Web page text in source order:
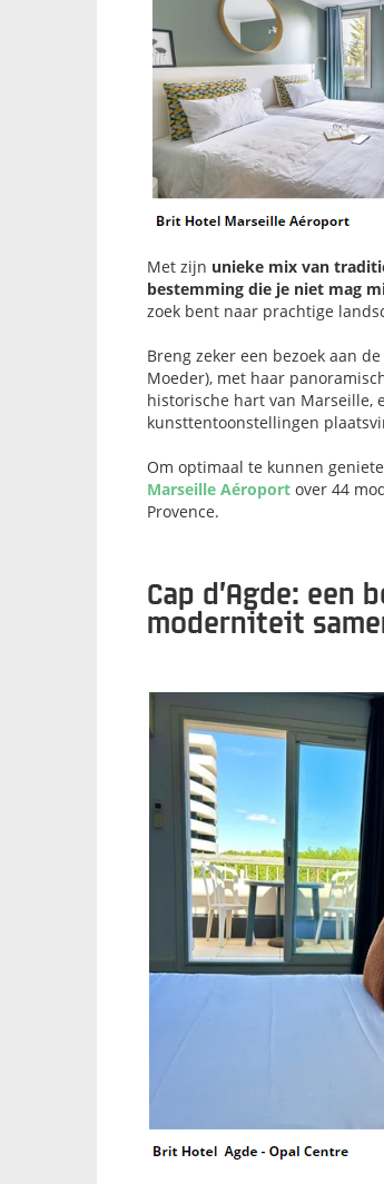
Met zijn unieke mix van
bestemming die je niet mag
zoek bent naar prachtige
Breng zeker een bezoek aan de
Moeder), met haar
historische hart van Marseille,
kunsttentoonstellingen
Om optimaal te kunnen
Marseille Aéroport over 44
Provence.
Cap d’Agde:
moderniteit